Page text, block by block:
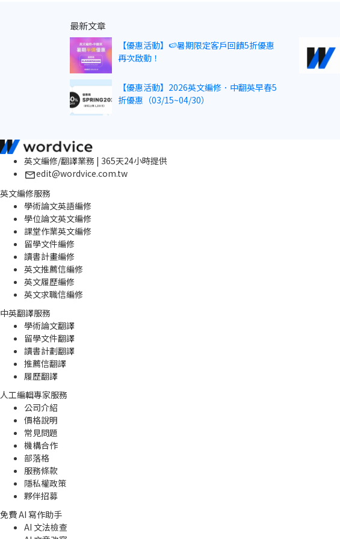
最新文章
【優惠活動】🍉暑期限定客戶回饋5折優惠
再次啟動！
【優惠活動】2026英文編修．中翻英早春5
折優惠（03/15~04/30）
英文編修/翻譯業務 | 365天24小時提供
edit@wordvice.com.tw
英文編修服務
學術論文英語編修
學位論文英文編修
課堂作業英文編修
留學文件編修
讀書計畫編修
英文推薦信編修
英文履歷編修
英文求職信編修
中英翻譯服務
學術論文翻譯
留學文件翻譯
讀書計劃翻譯
推薦信翻譯
履歷翻譯
人工編輯專家服務
公司介紹
價格說明
常見問題
機構合作
部落格
服務條款
隱私權政策
夥伴招募
免費 AI 寫作助手
AI 文法檢查